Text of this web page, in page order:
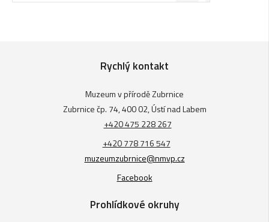
Rychlý kontakt
Muzeum v přírodě Zubrnice
Zubrnice čp. 74, 400 02, Ústí nad Labem
+420 475 228 267
+420 778 716 547
muzeumzubrnice@nmvp.cz
Facebook
Prohlídkové okruhy